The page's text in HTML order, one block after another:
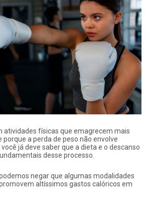
atividades físicas que emagrecem mais
a perda de peso não envolve
já deve saber que a dieta e o descanso
desse processo.
negar que algumas modalidades
altíssimos gastos calóricos em